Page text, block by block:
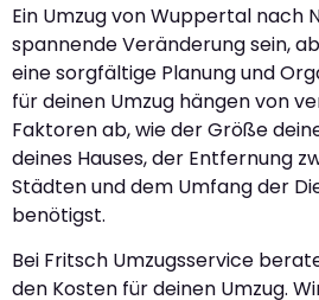
Ein Umzug von Wuppertal nach
spannende Veränderung sein,
eine sorgfältige Planung und
für deinen Umzug hängen von
Faktoren ab, wie der Größe
deines Hauses, der Entfernung
Städten und dem Umfang der
benötigst.
Bei Fritsch Umzugsservice
den Kosten für deinen Umzug.